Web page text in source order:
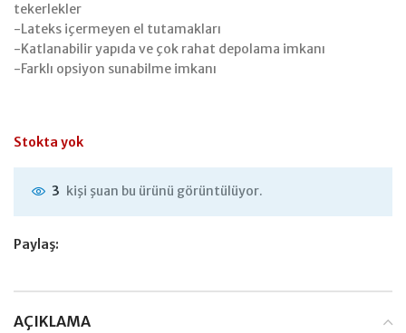
tekerlekler
-Lateks içermeyen el tutamakları
-Katlanabilir yapıda ve çok rahat depolama imkanı
-Farklı opsiyon sunabilme imkanı
Stokta yok
3 kişi şuan bu ürünü görüntülüyor.
Paylaş:
AÇIKLAMA